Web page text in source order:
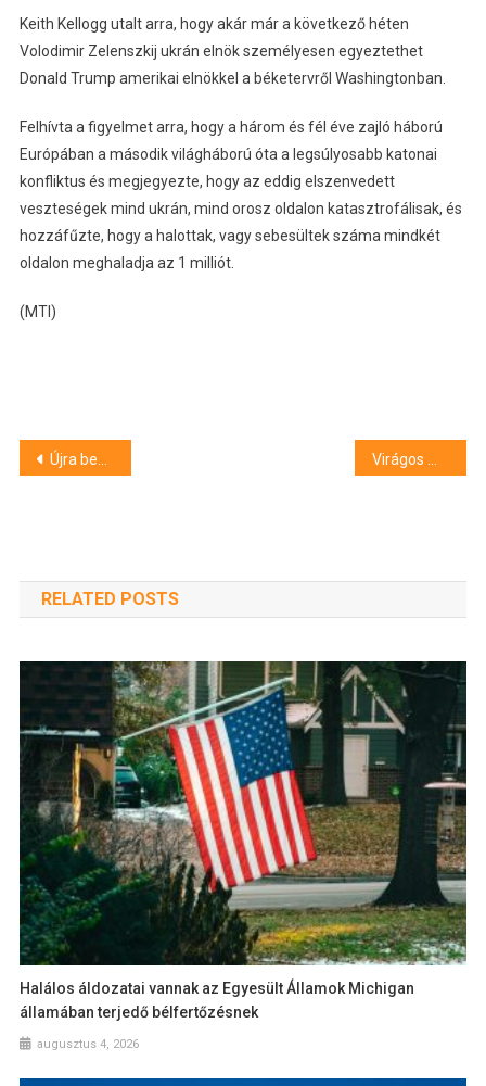
Keith Kellogg utalt arra, hogy akár már a következő héten
Volodimir Zelenszkij ukrán elnök személyesen egyeztethet
Donald Trump amerikai elnökkel a béketervről Washingtonban.
Felhívta a figyelmet arra, hogy a három és fél éve zajló háború
Európában a második világháború óta a legsúlyosabb katonai
konfliktus és megjegyezte, hogy az eddig elszenvedett
veszteségek mind ukrán, mind orosz oldalon katasztrofálisak, és
hozzáfűzte, hogy a halottak, vagy sebesültek száma mindkét
oldalon meghaladja az 1 milliót.
(MTI)
Bejegyzés
Újra beborul – időjárás-előrejelzés a jövő hétre Virágos Magyarország: Szentesé lett az egyik fődíj
RELATED POSTS
Halálos áldozatai vannak az Egyesült Államok Michigan
államában terjedő bélfertőzésnek
augusztus 4, 2026